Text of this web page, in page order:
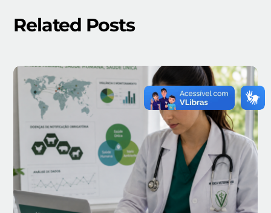
Related Posts